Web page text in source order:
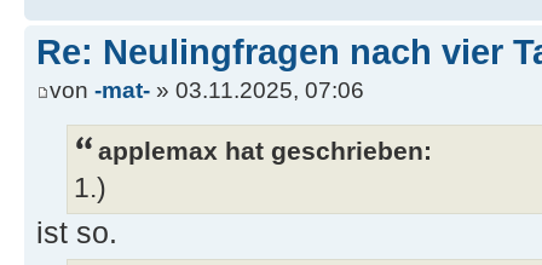
Re: Neulingfragen nach vier
von -mat- » 03.11.2025, 07:06
applemax hat geschrieben:
1.)
ist so.